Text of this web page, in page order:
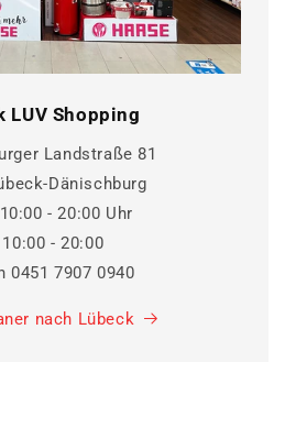
LUV Shopping
Landstraße 81
Dänischburg
- 20:00 Uhr
- 20:00
0451 7907 0940
nach Lübeck